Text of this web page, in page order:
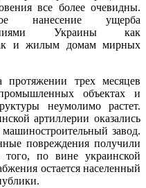
все более очевидны.
нанесение ущерба
Украины как
и жилым домам мирных
трех месяцев
объектах и
неумолимо растет.
артиллерии оказались
завод.
повреждения получили
по вине украинской
остается населенный